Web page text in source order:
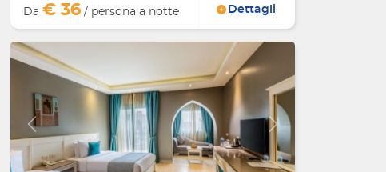
Da € 36 / persona a notte Dettagli
Indietro Avanti